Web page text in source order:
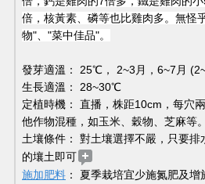
倍，核黃素、磷等也比雞肉多。無怪
物"、"菜中佳品"。
發芽適溫： 25℃， 2~3月，6~7月
生長適溫： 28~30℃
定植時機： 直播，株距10cm，每穴
他作物混種，如玉米、穀物、芝麻等。
土壤條件： 對土壤選擇不嚴，只要
的壤土即可
施加肥料 ： 夏季栽培宜少施氮肥及